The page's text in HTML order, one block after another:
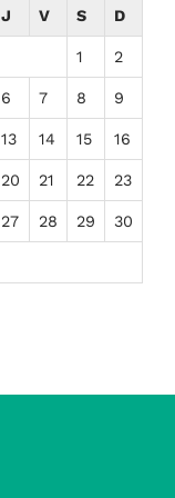
J V S D
1 2
6 7 8 9
13 14 15 16
20 21 22 23
27 28 29 30